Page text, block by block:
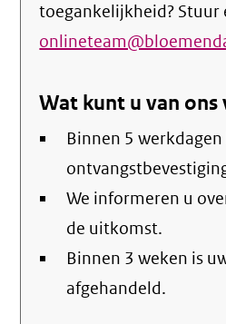
toegankelijkheid? Stuur
Wat kunt u van ons
Binnen 5
We informeren u
de uitkomst.
Binnen 3 weken is
afgehandeld.